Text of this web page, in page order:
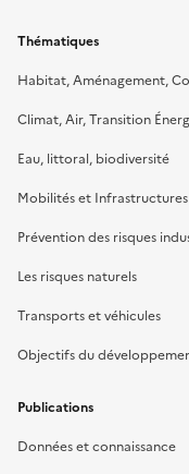
Thématiques
Habitat, Aménagement,
Climat, Air, Transition
Eau, littoral, biodiversité
Mobilités et Infrastructures
Prévention des risques
Les risques naturels
Transports et véhicules
Objectifs du
Publications
Données et connaissance